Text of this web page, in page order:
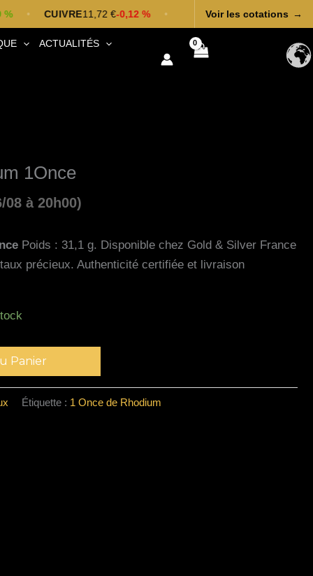
CUIVRE11,72 €-0,12 % • Cours mis à jour 06/08 à 22h00
Voir les cotations →
ACTUALITÉS
1Once
à 20h00)
Poids : 31,1 g. Disponible chez Gold & Silver France
précieux. Authenticité certifiée et livraison
Panier
Étiquette : 1 Once de Rhodium